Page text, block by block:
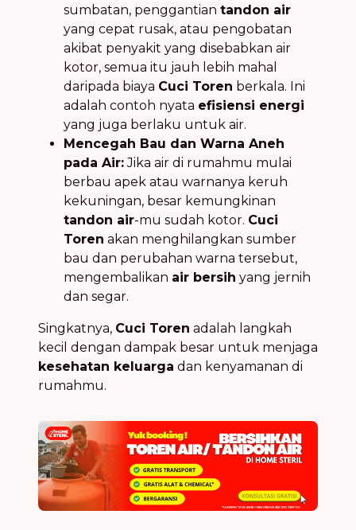
sumbatan, penggantian tandon air
yang cepat rusak, atau pengobatan
akibat penyakit yang disebabkan air
kotor, semua itu jauh lebih mahal
daripada biaya Cuci Toren berkala. Ini
adalah contoh nyata efisiensi energi
yang juga berlaku untuk air.
Mencegah Bau dan Warna Aneh
pada Air:Jika air di rumahmu mulai
berbau apek atau warnanya keruh
kekuningan, besar kemungkinan
tandon air-mu sudah kotor. Cuci
Toren akan menghilangkan sumber
bau dan perubahan warna tersebut,
mengembalikan air bersih yang jernih
dan segar.
Singkatnya, Cuci Toren adalah langkah
kecil dengan dampak besar untuk menjaga
kesehatan keluarga dan kenyamanan di
rumahmu.